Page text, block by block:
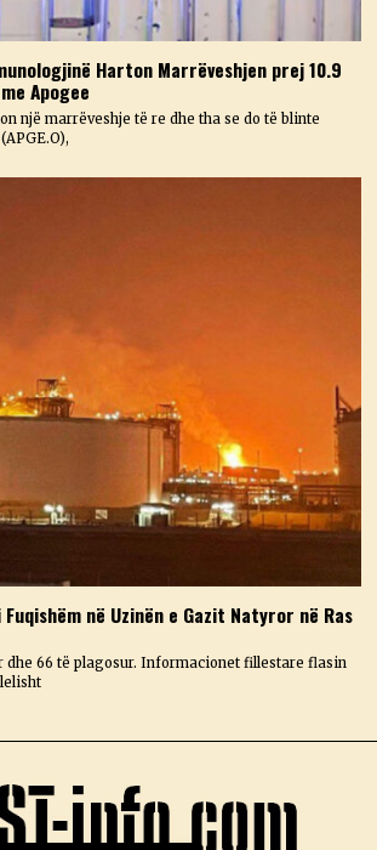
Harton Marrëveshjen prej 10.9
Apogee
një marrëveshje të re dhe tha se do të blinte
në Uzinën e Gazit Natyror në Ras
dhe 66 të plagosur. Informacionet fillestare flasin